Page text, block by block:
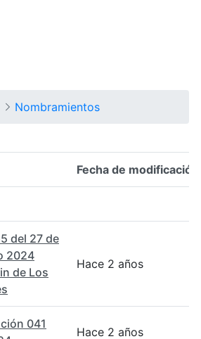
Nombramientos
Fecha de modificación
del 27 de
2024
de Los
Hace 2 años
041
Hace 2 años